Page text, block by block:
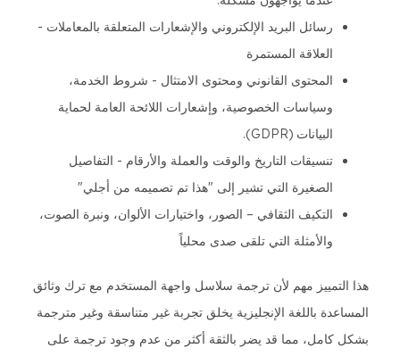
رسائل البريد الإلكتروني والإشعارات المتعلقة بالمعاملات -
العلاقة المستمرة
المحتوى القانوني ومحتوى الامتثال - شروط الخدمة،
وسياسات الخصوصية، وإشعارات اللائحة العامة لحماية
البيانات (GDPR).
تنسيقات التاريخ والوقت والعملة والأرقام - التفاصيل
الصغيرة التي تشير إلى "هذا تم تصميمه من أجلي"
التكيف الثقافي – الصور، واختيارات الألوان، ونبرة الصوت،
والأمثلة التي تلقى صدى محلياً
هذا التمييز مهم لأن ترجمة سلاسل واجهة المستخدم مع ترك وثائق
المساعدة باللغة الإنجليزية يخلق تجربة غير متناسقة وغير مترجمة
بشكل كامل، مما قد يضر بالثقة أكثر من عدم وجود ترجمة على